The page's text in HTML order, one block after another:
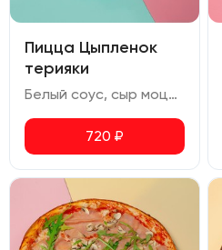
Пицца Цыпленок
терияки
Белый соус, сыр моцарелла, сыр чеддер, куриное филе, помидор, соус терияки, кунжут, руккола, орегано
720 ₽